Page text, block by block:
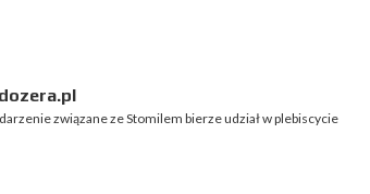
związane ze Stomilem bierze udział w plebiscycie